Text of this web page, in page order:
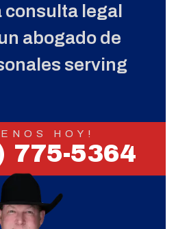
consulta legal
abogado de
serving
HOY!
775-5364